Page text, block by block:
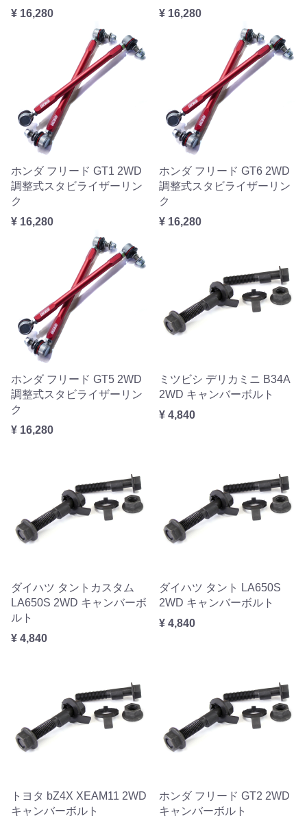
¥ 16,280
¥ 16,280
ホンダ フリード GT1 2WD
調整式スタビライザーリン
ク
¥ 16,280
ホンダ フリード GT6 2WD
調整式スタビライザーリン
ク
¥ 16,280
ホンダ フリード GT5 2WD
調整式スタビライザーリン
ク
¥ 16,280
ミツビシ デリカミニ B34A
2WD キャンバーボルト
¥ 4,840
ダイハツ タントカスタム
LA650S 2WD キャンバーボ
ルト
¥ 4,840
ダイハツ タント LA650S
2WD キャンバーボルト
¥ 4,840
トヨタ bZ4X XEAM11 2WD
キャンバーボルト
ホンダ フリード GT2 2WD
キャンバーボルト